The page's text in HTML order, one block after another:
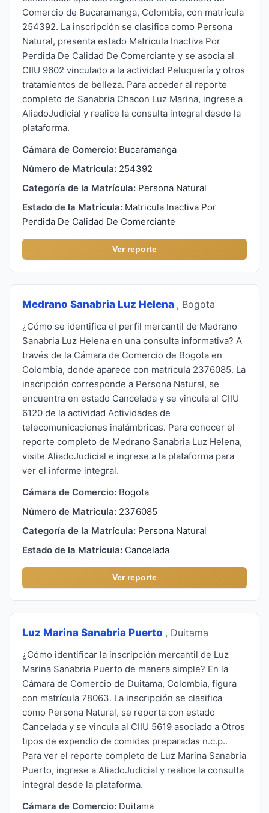
Comercio de Bucaramanga, Colombia, con matrícula
254392. La inscripción se clasifica como Persona
Natural, presenta estado Matricula Inactiva Por
Perdida De Calidad De Comerciante y se asocia al
CIIU 9602 vinculado a la actividad Peluquería y otros
tratamientos de belleza. Para acceder al reporte
completo de Sanabria Chacon Luz Marina, ingrese a
AliadoJudicial y realice la consulta integral desde la
plataforma.
Cámara de Comercio: Bucaramanga
Número de Matrícula: 254392
Categoría de la Matrícula: Persona Natural
Estado de la Matrícula: Matricula Inactiva Por
Perdida De Calidad De Comerciante
Ver reporte
Medrano Sanabria Luz Helena , Bogota
¿Cómo se identifica el perfil mercantil de Medrano
Sanabria Luz Helena en una consulta informativa? A
través de la Cámara de Comercio de Bogota en
Colombia, donde aparece con matrícula 2376085. La
inscripción corresponde a Persona Natural, se
encuentra en estado Cancelada y se vincula al CIIU
6120 de la actividad Actividades de
telecomunicaciones inalámbricas. Para conocer el
reporte completo de Medrano Sanabria Luz Helena,
visite AliadoJudicial e ingrese a la plataforma para
ver el informe integral.
Cámara de Comercio: Bogota
Número de Matrícula: 2376085
Categoría de la Matrícula: Persona Natural
Estado de la Matrícula: Cancelada
Ver reporte
Luz Marina Sanabria Puerto , Duitama
¿Cómo identificar la inscripción mercantil de Luz
Marina Sanabria Puerto de manera simple? En la
Cámara de Comercio de Duitama, Colombia, figura
con matrícula 78063. La inscripción se clasifica
como Persona Natural, se reporta con estado
Cancelada y se vincula al CIIU 5619 asociado a Otros
tipos de expendio de comidas preparadas n.c.p..
Para ver el reporte completo de Luz Marina Sanabria
Puerto, ingrese a AliadoJudicial y realice la consulta
integral desde la plataforma.
Cámara de Comercio: Duitama